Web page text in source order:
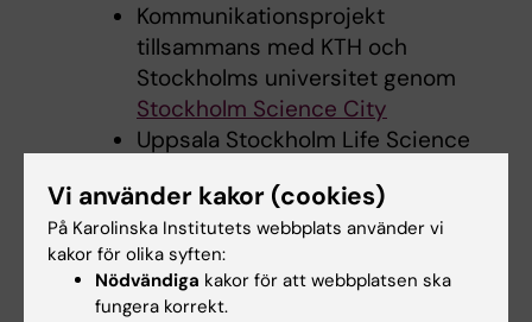
Kommunikationsprojekt
tillsammans med KTH och
Stockholms universitet genom
Stockholm Science City
Uppsala Stockholm Life Science
mellan 16 aktörer)
Deltagande iAlmedalsveckan
Järvaveckan
samhällspolitiska arenor.
Vi använder kakor (cookies)
På Karolinska Institutets webbplats använder vi
kakor för olika syften:
Nödvändiga kakor för att webbplatsen ska
fungera korrekt.